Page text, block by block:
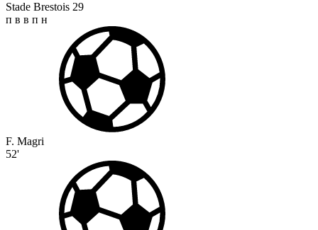
Stade Brestois 29
п в в п н
F. Magri
52'